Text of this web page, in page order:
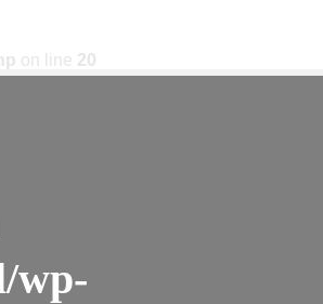
on line 20
wp-